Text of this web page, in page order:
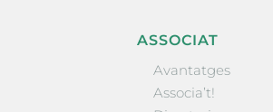
ASSOCIAT
Avantatges
Associa’t!